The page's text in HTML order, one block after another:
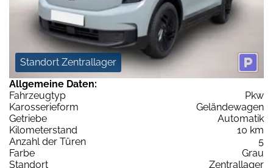
Standort Zentrallager
Allgemeine Daten:
Fahrzeugtyp
Pkw
Karosserieform
Geländewagen
Getriebe
Automatik
Kilometerstand
10 km
Anzahl der Türen
5
Farbe
Grau
Standort
Zentrallager